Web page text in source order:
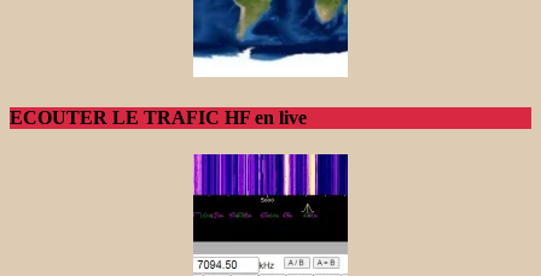
ECOUTER LE TRAFIC HF en live